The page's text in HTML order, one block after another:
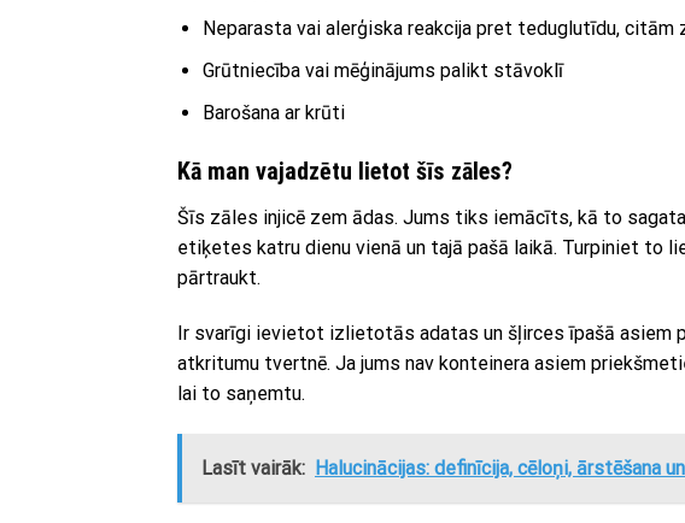
Neparasta vai alerģiska reakcija pret teduglutīdu,
Grūtniecība vai mēģinājums palikt stāvoklī
Barošana ar krūti
Kā man vajadzētu lietot šīs zāles?
Šīs zāles injicē zem ādas. Jums tiks iemācīts, kā to
etiķetes katru dienu vienā un tajā pašā laikā. Turpiniet to
pārtraukt.
Ir svarīgi ievietot izlietotās adatas un šļirces īpašā asiem
atkritumu tvertnē. Ja jums nav konteinera asiem
lai to saņemtu.
Lasīt vairāk: Halucinācijas: definīcija, cēloņi, ārstēšana